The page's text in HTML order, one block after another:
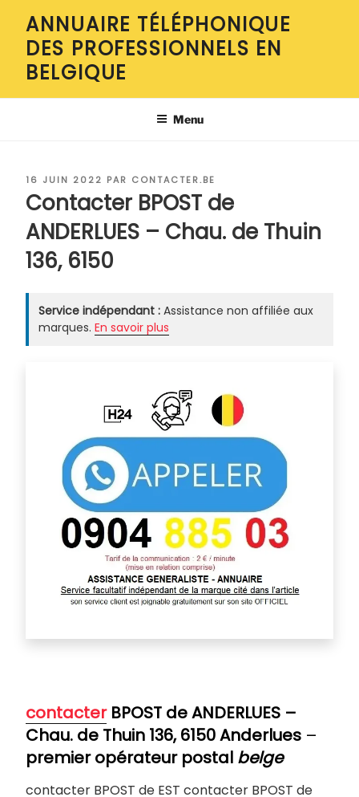
contenu
principal
ANNUAIRE TÉLÉPHONIQUE
DES PROFESSIONNELS EN
BELGIQUE
Menu
PUBLIÉ
LE
16 JUIN 2022 PAR CONTACTER.BE
Contacter BPOST de
ANDERLUES – Chau. de Thuin
136, 6150
Service indépendant : Assistance non affiliée aux
marques. En savoir plus
contacterBPOST de ANDERLUES –
Chau. de Thuin 136, 6150 Anderlues –
premier opérateur postal belge
contacter BPOST de EST contacter BPOST de